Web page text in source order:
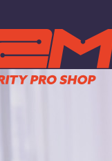
TOP
トップページ